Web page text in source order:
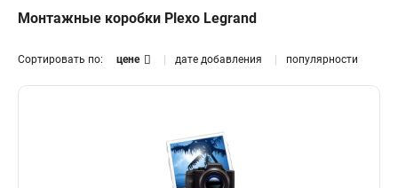
Монтажные коробки Plexo Legrand
Сортировать по: цене дате добавления популярности